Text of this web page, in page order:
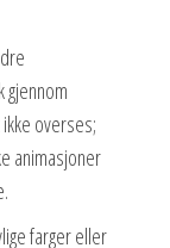
gjennom
overses;
animasjoner
farger eller